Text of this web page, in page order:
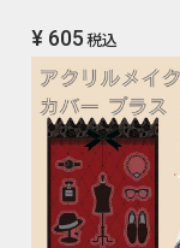
¥ 605 税込